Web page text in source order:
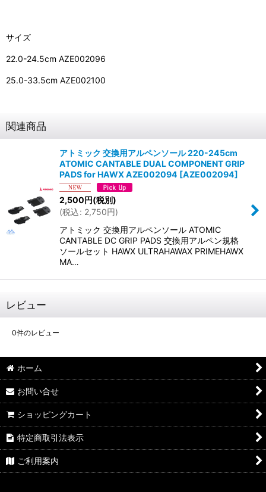
サイズ
22.0-24.5cm AZE002096
25.0-33.5cm AZE002100
関連商品
アトミック 交換用アルペンソール 220-245cm
ATOMIC CANTABLE DUAL COMPONENT GRIP
PADS for HAWX AZE002094 [AZE002094]
2,500円(税別)
(税込: 2,750円)
アトミック 交換用アルペンソール ATOMIC
CANTABLE DC GRIP PADS 交換用アルペン規格
ソールセット HAWX ULTRAHAWAX PRIMEHAWX
MA…
レビュー
0件のレビュー
ホーム
お問い合せ
ショッピングカート
特定商取引法表示
ご利用案内